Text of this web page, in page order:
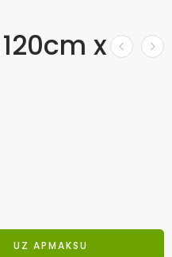
x
UZ APMAKSU